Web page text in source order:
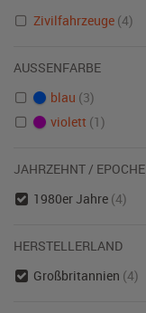
Zivilfahrzeuge (4)
AUSSENFARBE
blau (3)
violett (1)
JAHRZEHNT / EPOCHE
1980er Jahre (4)
HERSTELLERLAND
Großbritannien (4)